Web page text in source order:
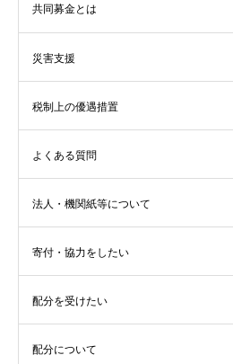
共同募金とは
災害支援
税制上の優遇措置
よくある質問
法人・機関紙等について
寄付・協力をしたい
配分を受けたい
配分について